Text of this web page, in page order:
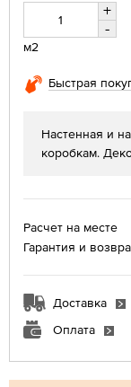
+
-
м2
Быстрая
Настенная и
коробкам.
Расчет на месте
Гарантия и
Доставка
Оплата